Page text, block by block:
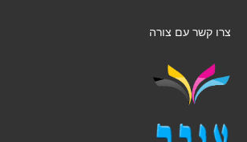
צרו קשר עם צורה